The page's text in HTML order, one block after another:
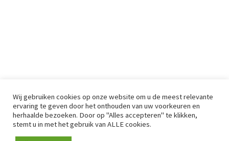
Wij gebruiken cookies op onze website om u de meest relevante
ervaring te geven door het onthouden van uw voorkeuren en
herhaalde bezoeken. Door op "Alles accepteren" te klikken,
stemt u in met het gebruik van ALLE cookies.